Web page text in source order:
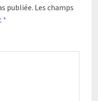
publiée. Les champs
*